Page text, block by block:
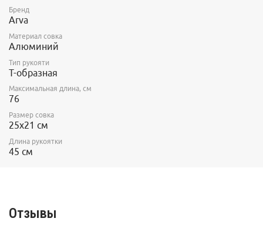
Бренд
Arva
Материал совка
Алюминий
Тип рукояти
Т-образная
Максимальная длина, см
76
Размер совка
25х21 см
Длина рукоятки
45 см
Отзывы